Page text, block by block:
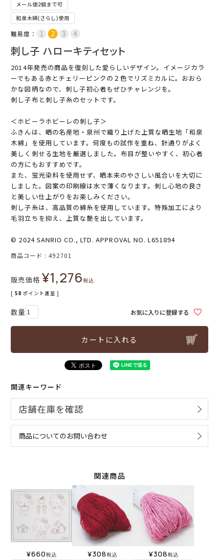
メール便2個まで可
和泉木綿(さらし)使用
難易度：
刺し子 ハローキティセット
2014年発売の商品を復刻した愛らしいデザイン。イメージカラ
ーでもある赤とチェリーピンクの２色でリズミカルに。おおら
かな図柄なので、刺し子初心者もぜひチャレンジを。
刺し子布と刺し子糸のセットです。
＜ホビーラホビーレの刺し子＞
ふきんは、晒の名産地・泉州で織り上げた上質な晒生地「和泉
木綿」を使用しています。何度もの試作を重ね、針通りがよく
美しく刺せる生地を厳選しました。布目が整いやすく、初心者
の方にもおすすめです。
また、蛍光染料を使用せず、晒本来のやさしい風合いを大切に
しました。図案の印刷線は水で薄くなります。刺し心地の良さ
と美しい仕上がりをお楽しみください。
刺し子糸は、高品質の綿糸を使用しています。特殊加工により
毛羽立ちを抑え、上質な艶を出しています。
© 2024 SANRIO CO., LTD. APPROVAL NO. L651894
商品コード 492701
販売価格 ¥1,276税込
[ 58 ポイント進呈 ]
お気に入りに登録する
カートに入れる
関連キーワード
商品についてのお問い合わせ
関連商品
¥660税込 ¥308税込 ¥308税込